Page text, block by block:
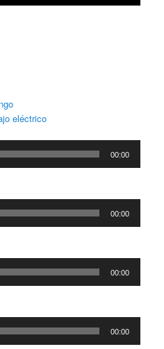
eléctrico
00:00
00:00
00:00
00:00